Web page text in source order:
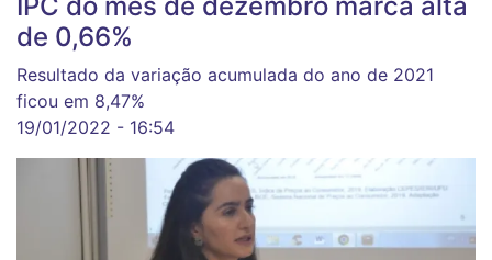
de 0,66%
Resultado da variação acumulada do ano de 2021
ficou em 8,47%
19/01/2022 - 16:54